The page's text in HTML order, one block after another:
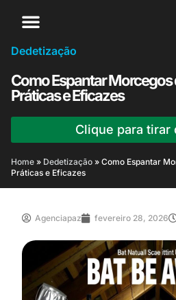
Dedetização
Como Espantar Morcegos
Práticas e Eficazes
Clique para tirar
Home » Dedetização » Como Espantar
Práticas e Eficazes
Agenciapaz fevereiro 28, 2026